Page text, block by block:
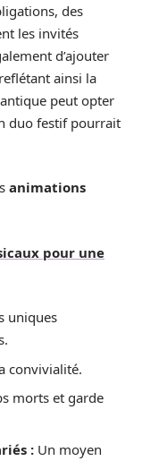
des
les invités
d’ajouter
ainsi la
peut opter
duo festif pourrait
animations
pour une
uniques
convivialité.
morts et garde
: Un moyen